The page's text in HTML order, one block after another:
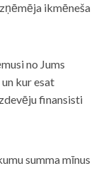
ikmēneša
no Jums
kur esat
finansisti
summa mīnus